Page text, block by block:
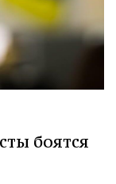
боятся